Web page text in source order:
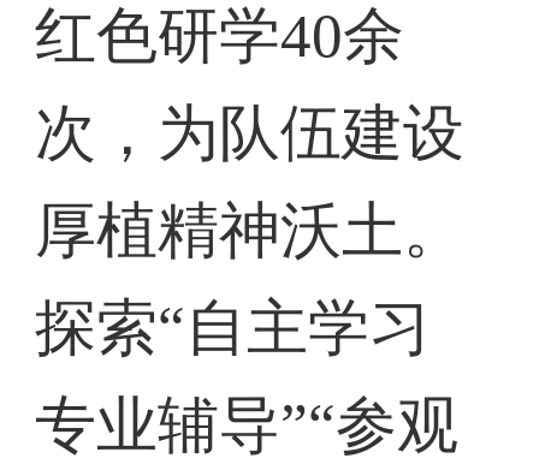
红色研学40余
次，为队伍建设
厚植精神沃土。
探索“自主学习
专业辅导”“参观